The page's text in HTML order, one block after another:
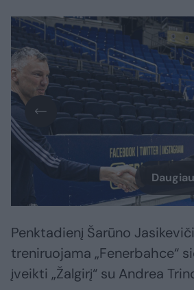
Penktadienį Šarūno
treniruojama „Fenerbahce“
įveikti „Žalgirį“ su Andrea